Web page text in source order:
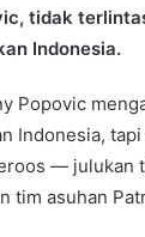
tidak
Indonesia.
Popovic
Indonesia,
— julukan
tim asuhan